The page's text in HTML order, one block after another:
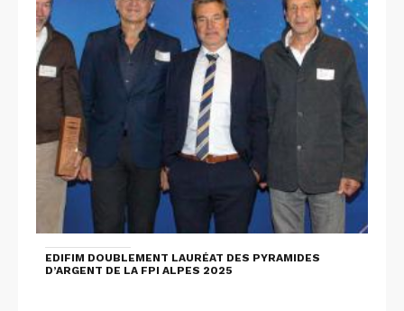
EDIFIM DOUBLEMENT LAURÉAT DES PYRAMIDES
D’ARGENT DE LA FPI ALPES 2025